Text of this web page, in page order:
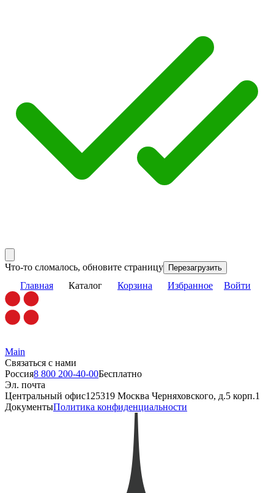
Что-то сломалось, обновите страницу Перезагрузить
Главная Каталог Корзина Избранное Войти
Main
Связаться с нами
Россия8 800 200-40-00Бесплатно
Эл. почта
Центральный офис125319 Москва Черняховского, д.5 корп.1
ДокументыПолитика конфиденциальности